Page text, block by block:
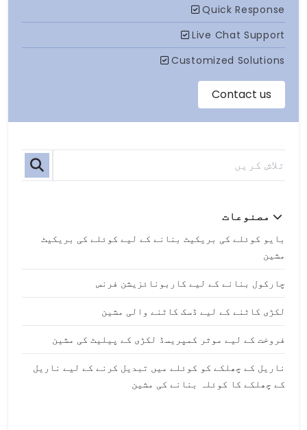
مصنوعات
بایو کوئلے کی بریکیٹ بنانے کے لیے کوئلے کی بریکیٹ
مشین
چارکول بنانے کے لیے کاربونائزیشن فرنس
لکڑی کاٹنے کے لیے ڈسک کاٹنے والی مشین
فروخت کے لیے موثر کمپریسڈ لکڑی کے پیلیٹ کی مشین
ناریل کے چھلکے کو کوئلے میں تبدیل کرنے کے لیے ناریل
کے چھلکے کا کوئلہ بنانے کی مشین